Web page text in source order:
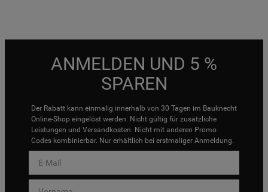
ANMELDEN UND 5 %
SPAREN
Der Rabatt kann einmalig innerhalb von 30 Tagen im Bauknecht
Online-Shop eingelöst werden. Nicht gültig für zusätzliche
Leistungen und Versandkosten. Nicht mit anderen Promo
Codes kombinierbar. Nur erhältlich bei erstmaliger Anmeldung.